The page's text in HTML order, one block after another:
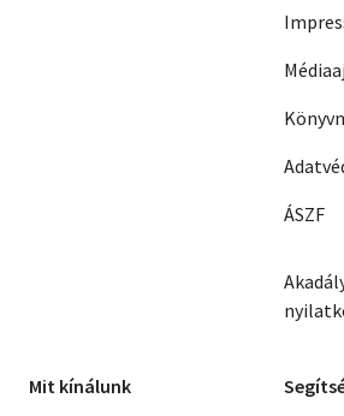
ÁSZF
Mit kínálunk